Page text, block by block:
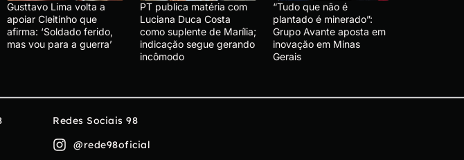
Gusttavo Lima volta a
apoiar Cleitinho que
afirma: ‘Soldado ferido,
mas vou para a guerra’
PT publica matéria com
Luciana Duca Costa
como suplente de Marília;
indicação segue gerando
incômodo
“Tudo que não é
plantado é minerado”:
Grupo Avante aposta em
inovação em Minas
Gerais
Redes Sociais 98
@rede98oficial